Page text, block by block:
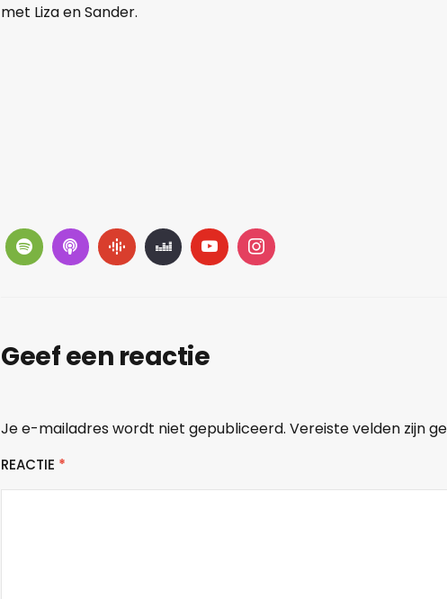
met Liza en Sander.
Geef een reactie
Je e-mailadres wordt niet gepubliceerd. Vereiste velden zijn
REACTIE *